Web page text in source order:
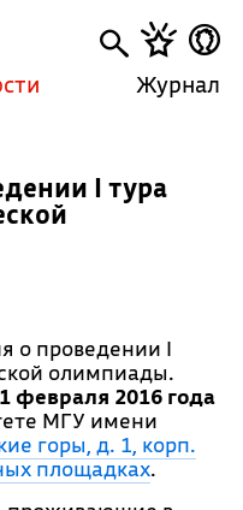
Журнал
I тура
о проведении I
олимпиады.
февраля 2016 года
МГУ имени
горы, д. 1, корп.
площадках.